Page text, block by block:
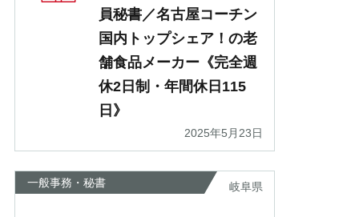
員秘書／名古屋コーチン
国内トップシェア！の老
舗食品メーカー《完全週
休2日制・年間休日115
日》
2025年5月23日
一般事務・秘書 岐阜県